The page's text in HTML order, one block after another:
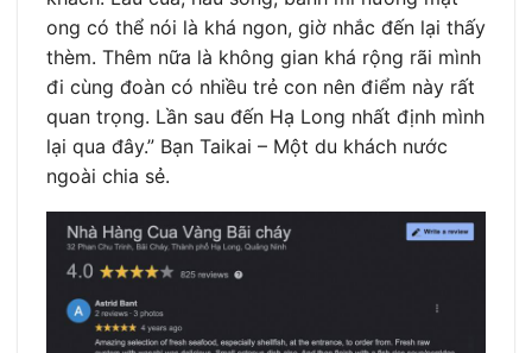
ong có thể nói là khá ngon, giờ nhắc đến lại thấy
thèm. Thêm nữa là không gian khá rộng rãi mình
đi cùng đoàn có nhiều trẻ con nên điểm này rất
quan trọng. Lần sau đến Hạ Long nhất định mình
lại qua đây.” Bạn Taikai – Một du khách nước
ngoài chia sẻ.